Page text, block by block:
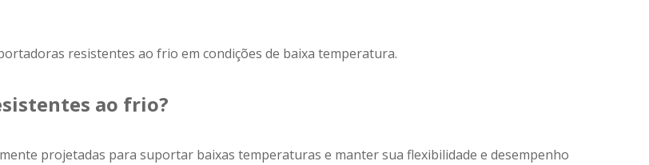
resistentes ao frio em condições de baixa temperatura.
ao frio?
projetadas para suportar baixas temperaturas e manter sua flexibilidade e desempenho